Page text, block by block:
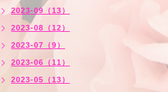
2023-09（13）
2023-08（12）
2023-07（9）
2023-06（11）
2023-05（13）